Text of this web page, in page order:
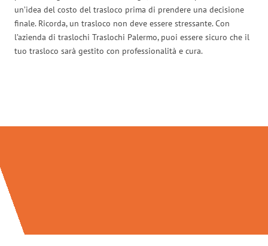
un’idea del costo del trasloco prima di prendere una decisione
finale. Ricorda, un trasloco non deve essere stressante. Con
l’azienda di traslochi Traslochi Palermo, puoi essere sicuro che il
tuo trasloco sarà gestito con professionalità e cura.